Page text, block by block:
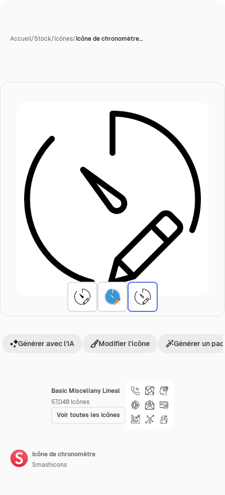
Accueil/Stock/Icônes/Icône de chronomètre…
Basic Miscellany Lineal
57,048 Icônes
Voir toutes les icônes
Générer avec l’IA Modifier l’icône Générer un
Icône de chronomètre
Smashicons